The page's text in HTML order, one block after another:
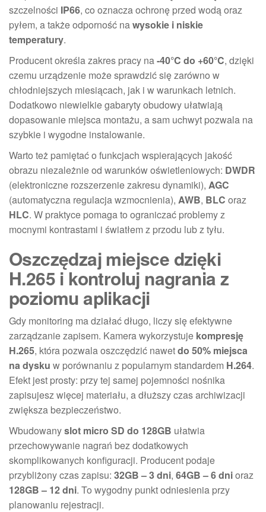
szczelności IP66, co oznacza ochronę przed wodą oraz
pyłem, a także odporność nawysokie i niskie
temperatury.
Producent określa zakres pracy na-40°C do +60°C, dzięki
czemu urządzenie może sprawdzić się zarówno w
chłodniejszych miesiącach, jak i w warunkach letnich.
Dodatkowo niewielkie gabaryty obudowy ułatwiają
dopasowanie miejsca montażu, a sam uchwyt pozwala na
szybkie i wygodne instalowanie.
Warto też pamiętać o funkcjach wspierających jakość
obrazu niezależnie od warunków oświetleniowych: DWDR
(elektroniczne rozszerzenie zakresu dynamiki), AGC
(automatyczna regulacja wzmocnienia), AWB, BLC oraz
HLC. W praktyce pomaga to ograniczać problemy z
mocnymi kontrastami i światłem z przodu lub z tyłu.
Oszczędzaj miejsce dzięki
H.265 i kontroluj nagrania z
poziomu aplikacji
Gdy monitoring ma działać długo, liczy się efektywne
zarządzanie zapisem. Kamera wykorzystuje kompresję
H.265, która pozwala oszczędzić nawetdo 50% miejsca
na dysku w porównaniu z popularnym standardem H.264.
Efekt jest prosty: przy tej samej pojemności nośnika
zapisujesz więcej materiału, a dłuższy czas archiwizacji
zwiększa bezpieczeństwo.
Wbudowanyslot micro SD do 128GB ułatwia
przechowywanie nagrań bez dodatkowych
skomplikowanych konfiguracji. Producent podaje
przybliżony czas zapisu: 32GB – 3 dni, 64GB – 6 dnioraz
128GB – 12 dni. To wygodny punkt odniesienia przy
planowaniu rejestracji.